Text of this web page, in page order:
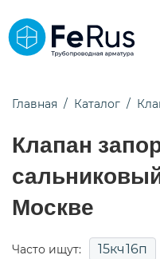
Главная Каталог
Клапан
Москве
Часто ищут: 15кч16п